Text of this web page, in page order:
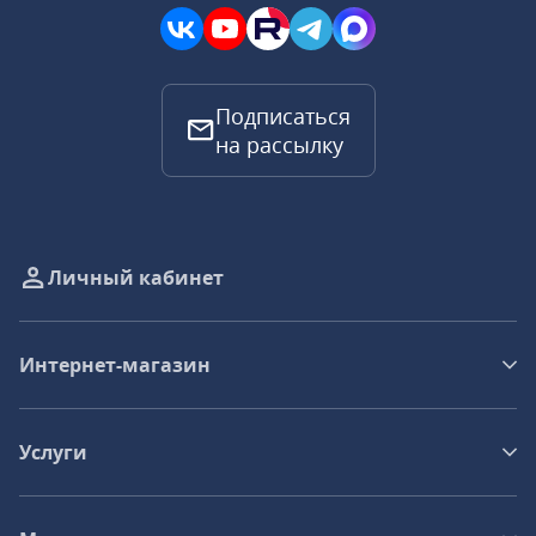
Подписаться
на рассылку
Личный кабинет
Интернет-магазин
Услуги